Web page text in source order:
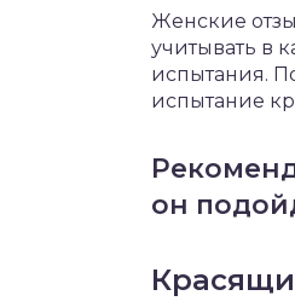
Женские
учитывать в
испытания.
испытание
он